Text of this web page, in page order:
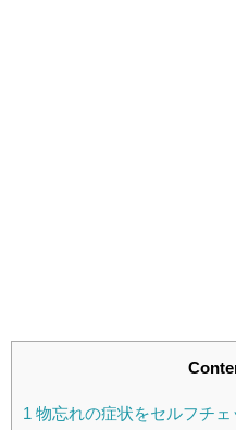
1 物忘れの症状をセルフチェ